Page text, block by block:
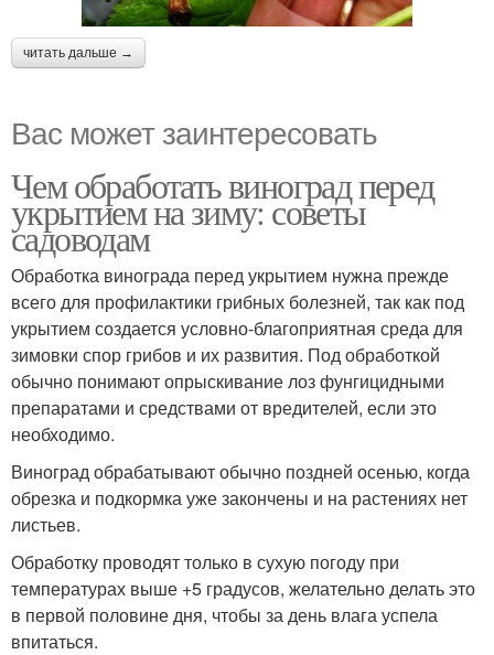
читать дальше →
Вас может заинтересовать
Чем обработать виноград перед
укрытием на зиму: советы
садоводам
Обработка винограда перед укрытием нужна прежде
всего для профилактики грибных болезней, так как под
укрытием создается условно-благоприятная среда для
зимовки спор грибов и их развития. Под обработкой
обычно понимают опрыскивание лоз фунгицидными
препаратами и средствами от вредителей, если это
необходимо.
Виноград обрабатывают обычно поздней осенью, когда
обрезка и подкормка уже закончены и на растениях нет
листьев.
Обработку проводят только в сухую погоду при
температурах выше +5 градусов, желательно делать это
в первой половине дня, чтобы за день влага успела
впитаться.